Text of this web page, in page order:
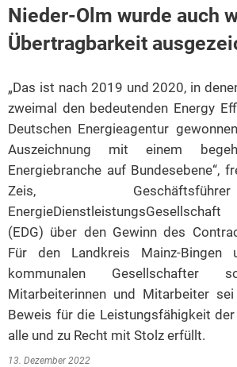
Nieder-Olm wurde auch
Übertragbarkeit
„Das ist nach 2019 und 2020, in
zweimal den bedeutenden Energy
Deutschen Energieagentur
Auszeichnung mit einem
Energiebranche auf Bundesebene“,
Zeis,
EnergieDienstleistungsGesellschaft
(EDG) über den Gewinn des
Für den Landkreis Mainz-Bingen
kommunalen
Mitarbeiterinnen und Mitarbeiter
Beweis für die Leistungsfähigkeit der
alle und zu Recht mit Stolz erfüllt.
13. Dezember 2022